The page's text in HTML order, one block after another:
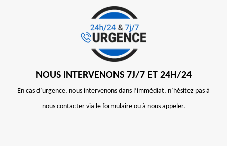
NOUS INTERVENONS 7J/7 ET 24H/24
En cas d’urgence, nous intervenons dans l’immédiat, n’hésitez pas à
nous contacter via le formulaire ou à nous appeler.